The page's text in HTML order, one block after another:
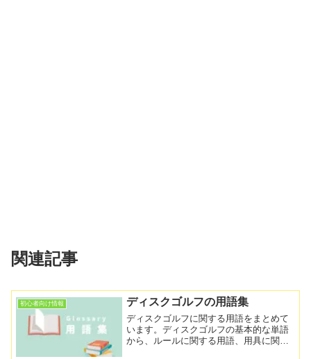
関連記事
初心者向け情報 ディスクゴルフの用語集
ディスクゴルフに関する用語をまとめて
います。ディスクゴルフの基本的な単語
から、ルールに関する用語、用具に関す